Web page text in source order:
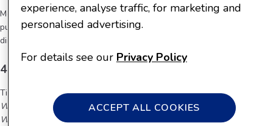
Meski tidak banyak, jangan khawatir ya, Moms. Si Kecil mungkin saja
punya IQ yang tinggi. Tanda-tandanya bahkan bisa Anda lihat sejak
dini. Apa saja?
4 Tanda Anak Punya IQ Tinggi
Tingkat IQ anak memang hanya bisa diukur melalui tes IQ seperti
Wechsler Preschool and Primary School Intelligence(WPPSI) dan
Wechsler Intelligence Scale for Children(WISC). Namun, si Kecil
experience, analyse traffic, for marketing and
personalised advertising.
For details see our Privacy Policy
ACCEPT ALL COOKIES